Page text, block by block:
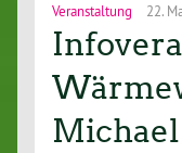
Veranstaltung
22.